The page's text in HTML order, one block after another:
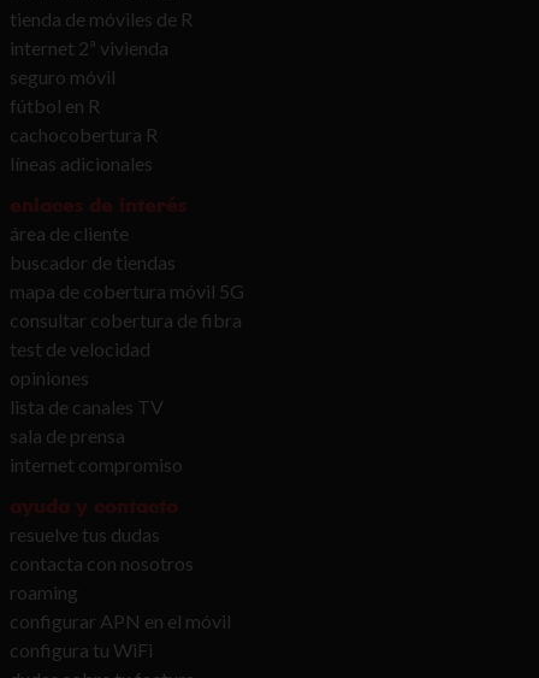
tienda de móviles de R
internet 2ª vivienda
seguro móvil
fútbol en R
cachocobertura R
líneas adicionales
enlaces de interés
área de cliente
buscador de tiendas
mapa de cobertura móvil 5G
consultar cobertura de fibra
test de velocidad
opiniones
lista de canales TV
sala de prensa
internet compromiso
ayuda y contacto
resuelve tus dudas
contacta con nosotros
roaming
configurar APN en el móvil
configura tu WiFi